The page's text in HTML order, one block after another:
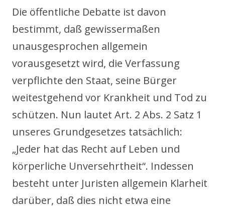
Die öffentliche Debatte ist davon
bestimmt, daß gewissermaßen
unausgesprochen allgemein
vorausgesetzt wird, die Verfassung
verpflichte den Staat, seine Bürger
weitestgehend vor Krankheit und Tod zu
schützen. Nun lautet Art. 2 Abs. 2 Satz 1
unseres Grundgesetzes tatsächlich:
„Jeder hat das Recht auf Leben und
körperliche Unversehrtheit“. Indessen
besteht unter Juristen allgemein Klarheit
darüber, daß dies nicht etwa eine